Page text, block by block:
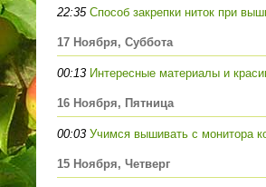
22:35 Способ закрепки ниток при
17 Ноября, Суббота
00:13 Интересные материалы и
16 Ноября, Пятница
00:03 Учимся вышивать с монитора
15 Ноября, Четверг